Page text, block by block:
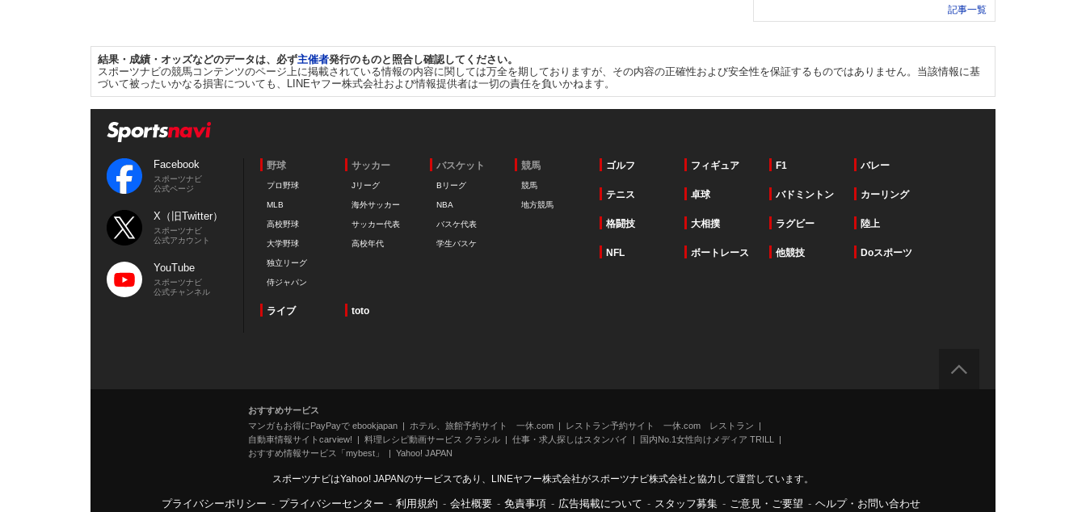
記事一覧
結果・成績・オッズなどのデータは、必ず主催者発行のものと照合し確認してください。
スポーツナビの競馬コンテンツのページ上に掲載されている情報の内容に関しては万全を期しておりますが、その内容の正確性および安全性を保証するものではありません。当該情報に基
づいて被ったいかなる損害についても、LINEヤフー株式会社および情報提供者は一切の責任を負いかねます。
Facebook
スポーツナビ
公式ページ
X（旧Twitter）
スポーツナビ
公式アカウント
YouTube
スポーツナビ
公式チャンネル
野球
プロ野球
MLB
高校野球
大学野球
独立リーグ
侍ジャパン
サッカー
Jリーグ
海外サッカー
サッカー代表
高校年代
バスケット
Bリーグ
NBA
バスケ代表
学生バスケ
競馬
競馬
地方競馬
ゴルフ フィギュア F1 バレー
テニス 卓球 バドミントン カーリング
格闘技 大相撲 ラグビー 陸上
NFL ボートレース 他競技 Doスポーツ
ライブ toto
おすすめサービス
マンガもお得にPayPayで ebookjapan
ホテル、旅館予約サイト 一休.com
レストラン予約サイト 一休.com レストラン
自動車情報サイトcarview!
料理レシピ動画サービス クラシル 仕事・求人探しはスタンバイ
国内No.1女性向けメディア TRILL
おすすめ情報サービス「mybest」
Yahoo! JAPAN
スポーツナビはYahoo! JAPANのサービスであり、LINEヤフー株式会社がスポーツナビ株式会社と協力して運営しています。
プライバシーポリシー - プライバシーセンター - 利用規約 - 会社概要 - 免責事項 - 広告掲載について - スタッフ募集 - ご意見・ご要望 - ヘルプ・お問い合わせ